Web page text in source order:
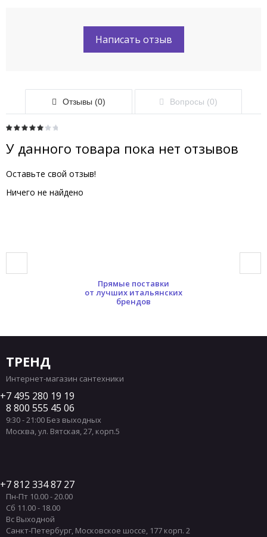
Написать отзыв
Отзывы (0) Вопросы (0)
У данного товара пока нет отзывов
Оставьте свой отзыв!
Ничего не найдено
Прямые поставки
от лучших итальянских
брендов
ТРЕНД
Интернет-магазин сантехники
7 495 280 19 19
8 800 555 45 06
9:30 - 21:00 Без выходных
Москва,ул. Вятская, 27, корп.5
7 812 334 87 27
Пн-Пт 10.00 - 20.00
Сб 11.00 - 18.00
Вс Выходной
Санкт-Петербург, Московское шоссе, 177 корп. 2